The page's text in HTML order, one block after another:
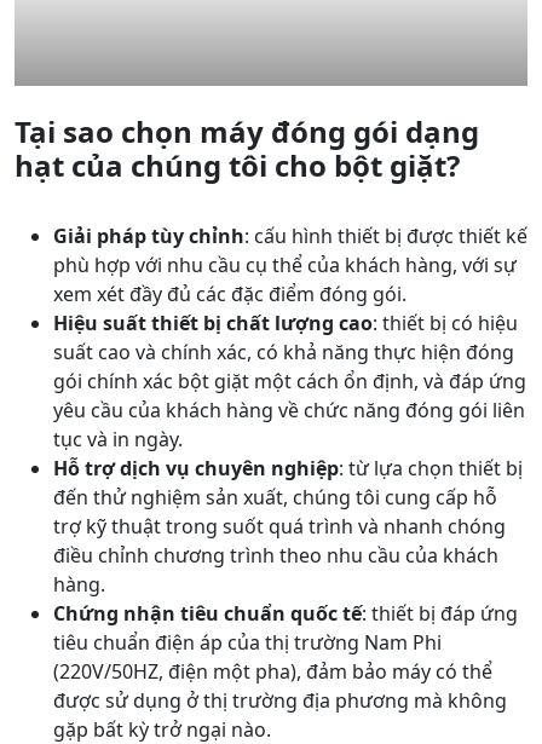
Tại sao chọn máy đóng gói dạng
hạt của chúng tôi cho bột giặt?
Giải pháp tùy chỉnh: cấu hình thiết bị được thiết kế
phù hợp với nhu cầu cụ thể của khách hàng, với sự
xem xét đầy đủ các đặc điểm đóng gói.
Hiệu suất thiết bị chất lượng cao: thiết bị có hiệu
suất cao và chính xác, có khả năng thực hiện đóng
gói chính xác bột giặt một cách ổn định, và đáp ứng
yêu cầu của khách hàng về chức năng đóng gói liên
tục và in ngày.
Hỗ trợ dịch vụ chuyên nghiệp: từ lựa chọn thiết bị
đến thử nghiệm sản xuất, chúng tôi cung cấp hỗ
trợ kỹ thuật trong suốt quá trình và nhanh chóng
điều chỉnh chương trình theo nhu cầu của khách
hàng.
Chứng nhận tiêu chuẩn quốc tế: thiết bị đáp ứng
tiêu chuẩn điện áp của thị trường Nam Phi
(220V/50HZ, điện một pha), đảm bảo máy có thể
được sử dụng ở thị trường địa phương mà không
gặp bất kỳ trở ngại nào.